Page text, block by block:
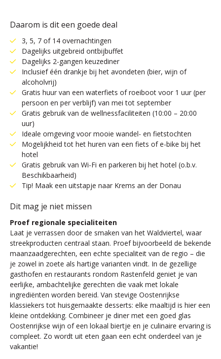
Daarom is dit een goede deal
3, 5, 7 of 14 overnachtingen
Dagelijks uitgebreid ontbijbuffet
Dagelijks 2-gangen keuzediner
Inclusief één drankje bij het avondeten (bier, wijn of
alcoholvrij)
Gratis huur van een waterfiets of roeiboot voor 1 uur (per
persoon en per verblijf) van mei tot september
Gratis gebruik van de wellnessfaciliteiten (10:00 – 20:00
uur)
Ideale omgeving voor mooie wandel- en fietstochten
Mogelijkheid tot het huren van een fiets of e-bike bij het
hotel
Gratis gebruik van Wi-Fi en parkeren bij het hotel (o.b.v.
Beschikbaarheid)
Tip! Maak een uitstapje naar Krems an der Donau
Dit mag je niet missen
Proef regionale specialiteiten
Laat je verrassen door de smaken van het Waldviertel, waar
streekproducten centraal staan. Proef bijvoorbeeld de bekende
maanzaadgerechten, een echte specialiteit van de regio – die
je zowel in zoete als hartige varianten vindt. In de gezellige
gasthofen en restaurants rondom Rastenfeld geniet je van
eerlijke, ambachtelijke gerechten die vaak met lokale
ingrediënten worden bereid. Van stevige Oostenrijkse
klassiekers tot huisgemaakte desserts: elke maaltijd is hier een
kleine ontdekking. Combineer je diner met een goed glas
Oostenrijkse wijn of een lokaal biertje en je culinaire ervaring is
compleet. Zo wordt uit eten gaan een echt onderdeel van je
vakantie!